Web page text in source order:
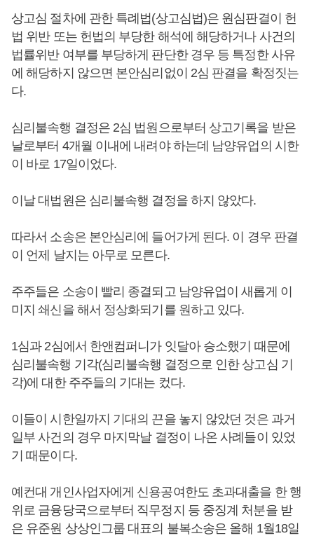
상고심 절차에 관한 특례법(상고심법)은 원심판결이 헌
법 위반 또는 헌법의 부당한 해석에 해당하거나 사건의
법률위반 여부를 부당하게 판단한 경우 등 특정한 사유
에 해당하지 않으면 본안심리없이 2심 판결을 확정짓는
다.
심리불속행 결정은 2심 법원으로부터 상고기록을 받은
날로부터 4개월 이내에 내려야 하는데 남양유업의 시한
이 바로 17일이었다.
이날 대법원은 심리불속행 결정을 하지 않았다.
따라서 소송은 본안심리에 들어가게 된다. 이 경우 판결
이 언제 날지는 아무로 모른다.
주주들은 소송이 빨리 종결되고 남양유업이 새롭게 이
미지 쇄신을 해서 정상화되기를 원하고 있다.
1심과 2심에서 한앤컴퍼니가 잇달아 승소했기 때문에
심리불속행 기각(심리불속행 결정으로 인한 상고심 기
각)에 대한 주주들의 기대는 컸다.
이들이 시한일까지 기대의 끈을 놓지 않았던 것은 과거
일부 사건의 경우 마지막날 결정이 나온 사례들이 있었
기 때문이다.
예컨대 개인사업자에게 신용공여한도 초과대출을 한 행
위로 금융당국으로부터 직무정지 등 중징계 처분을 받
은 유준원 상상인그룹 대표의 불복소송은 올해 1월18일